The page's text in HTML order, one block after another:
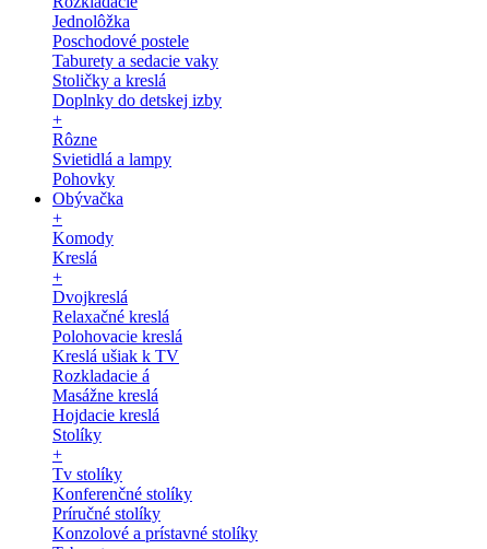
Jednolôžka
Poschodové postele
Taburety a sedacie vaky
Stoličky a kreslá
Doplnky do detskej izby
+
Rôzne
Svietidlá a lampy
Pohovky
Obývačka
+
Komody
Kreslá
+
Dvojkreslá
Relaxačné kreslá
Polohovacie kreslá
Kreslá ušiak k TV
Rozkladacie á
Masážne kreslá
Hojdacie kreslá
Stolíky
+
Tv stolíky
Konferenčné stolíky
Príručné stolíky
Konzolové a prístavné stolíky